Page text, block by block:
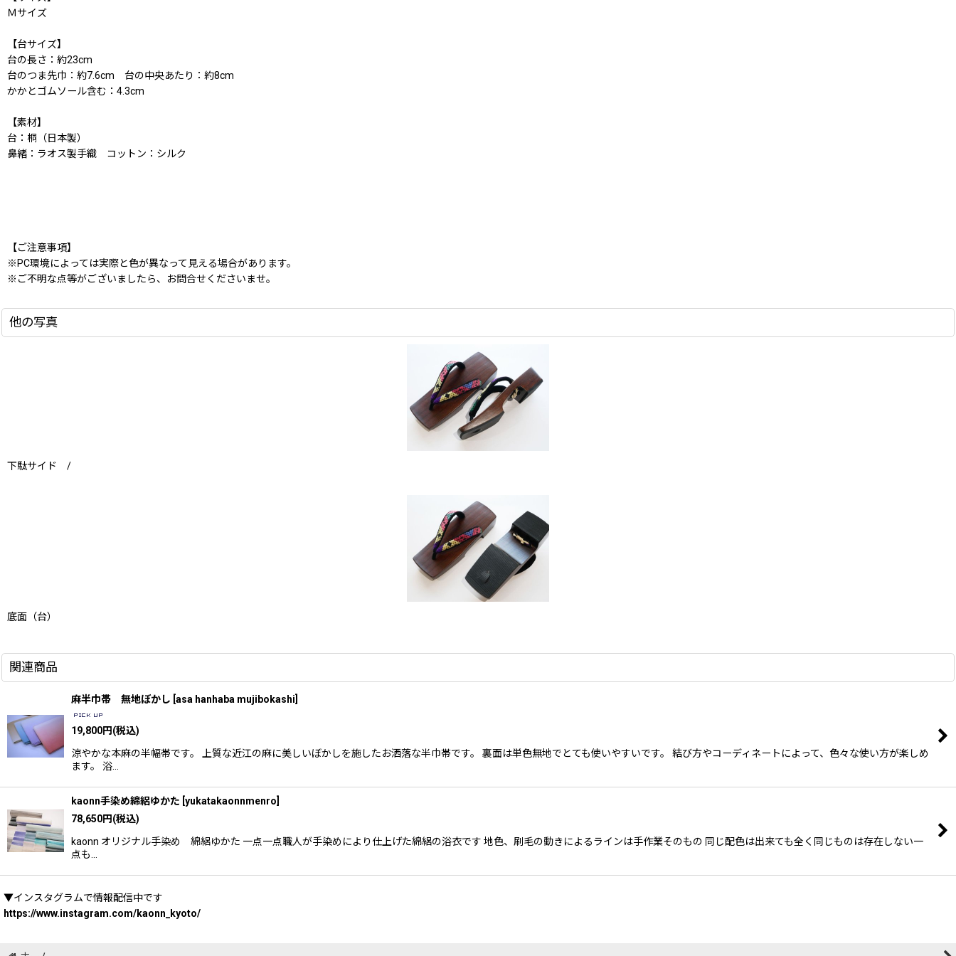
Ｍサイズ
【台サイズ】
台の長さ：約23cm
台のつま先巾：約7.6cm 台の中央あたり：約8cm
かかとゴムソール含む：4.3cm
【素材】
台：桐（日本製）
鼻緒：ラオス製手織 コットン：シルク
【ご注意事項】
※PC環境によっては実際と色が異なって見える場合があります。
※ご不明な点等がございましたら、お問合せくださいませ。
他の写真
下駄サイド /
底面（台）
関連商品
麻半巾帯 無地ぼかし asa hanhaba mujibokashi
19,800円(税込)
涼やかな本麻の半幅帯です。 上質な近江の麻に美しいぼかしを施したお洒落な半巾帯です。 裏面は単色無地でとても使いやすいです。 結び方やコーディネートによって、色々な使い方が楽しめ
ます。 浴…
kaonn手染め綿絽ゆかた [yukatakaonnmenro]
78,650円(税込)
kaonn オリジナル手染め 綿絽ゆかた 一点一点職人が手染めにより仕上げた綿絽の浴衣です 地色、刷毛の動きによるラインは手作業そのもの 同じ配色は出来ても全く同じものは存在しない一
点も…
▼インスタグラムで情報配信中です
https://www.instagram.com/kaonn_kyoto/